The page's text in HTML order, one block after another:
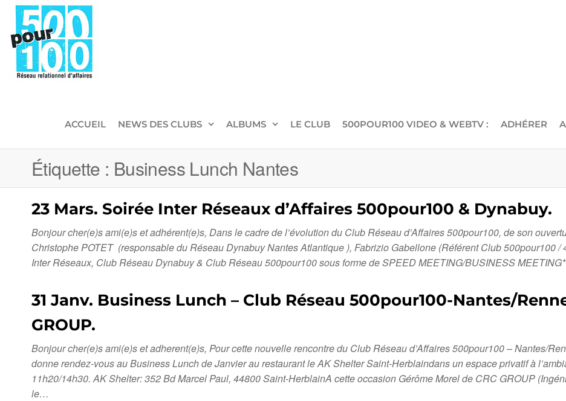
ACCUEIL NEWS DES CLUBS ALBUMS LE CLUB 500POUR100 VIDEO & WEBTV : ADHÉRER
Étiquette : Business Lunch Nantes
23 Mars. Soirée Inter Réseaux d’Affaires 500pour100 & Dynabuy.
Bonjour cher(e)s ami(e)s et adhérent(e)s, Dans le cadre de l’évolution du Club Réseau d’Affaires 500pour100, de son
Christophe POTET (responsable du Réseau Dynabuy Nantes Atlantique ), Fabrizio Gabellone (Référent Club 500pour100
Inter Réseaux, Club Réseau Dynabuy & Club Réseau 500pour100 sous forme de SPEED MEETING/BUSINESS
31 Janv. Business Lunch – Club Réseau 500pour100-Nantes/
GROUP.
Bonjour cher(e)s ami(e)s et adherent(e)s, Pour cette nouvelle rencontre du Club Réseau d’Affaires 500pour100 – Nantes/
donne rendez-vous au Business Lunch de Janvier au restaurant le AK Shelter Saint-Herblaindans un espace privatif à
11h20/14h30. AK Shelter: 352 Bd Marcel Paul, 44800 Saint-HerblainA cette occasion Gérôme Morel de CRC GROUP
le…